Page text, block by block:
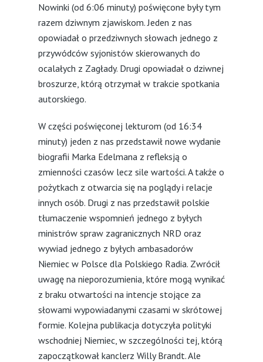
Nowinki (od 6:06 minuty) poświęcone były tym
razem dziwnym zjawiskom. Jeden z nas
opowiadał o przedziwnych słowach jednego z
przywódców syjonistów skierowanych do
ocalałych z Zagłady. Drugi opowiadał o dziwnej
broszurze, którą otrzymał w trakcie spotkania
autorskiego.
W części poświęconej lekturom (od 16:34
minuty) jeden z nas przedstawił nowe wydanie
biografii Marka Edelmana z refleksją o
zmienności czasów lecz sile wartości. A także o
pożytkach z otwarcia się na poglądy i relacje
innych osób. Drugi z nas przedstawił polskie
tłumaczenie wspomnień jednego z byłych
ministrów spraw zagranicznych NRD oraz
wywiad jednego z byłych ambasadorów
Niemiec w Polsce dla Polskiego Radia. Zwrócił
uwagę na nieporozumienia, które mogą wynikać
z braku otwartości na intencje stojące za
słowami wypowiadanymi czasami w skrótowej
formie. Kolejna publikacja dotyczyła polityki
wschodniej Niemiec, w szczególności tej, którą
zapoczątkował kanclerz Willy Brandt. Ale